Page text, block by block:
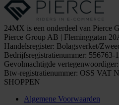
24MX is een onderdeel van Pierce
Pierce Group AB | Fleminggatan
Handelsregister: Bolagsverket/
Bedrijfsregistratienummer: 556763-
Gevolmachtigde
Btw-registratienummer: OSS VAT
SHOPPEN
Algemene Voorwaarden